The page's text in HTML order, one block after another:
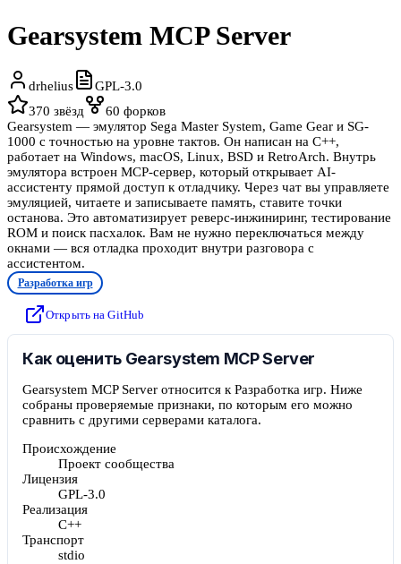
Gearsystem MCP Server
drhelius
GPL-3.0
370 звёзд 60 форков
Gearsystem — эмулятор Sega Master System, Game Gear и SG-
1000 с точностью на уровне тактов. Он написан на C++,
работает на Windows, macOS, Linux, BSD и RetroArch. Внутрь
эмулятора встроен MCP-сервер, который открывает AI-
ассистенту прямой доступ к отладчику. Через чат вы управляете
эмуляцией, читаете и записываете память, ставите точки
останова. Это автоматизирует реверс-инжиниринг, тестирование
ROM и поиск пасхалок. Вам не нужно переключаться между
окнами — вся отладка проходит внутри разговора с
ассистентом.
Разработка игр
Открыть на GitHub
Как оценить Gearsystem MCP Server
Gearsystem MCP Server относится к Разработка игр. Ниже
собраны проверяемые признаки, по которым его можно
сравнить с другими серверами каталога.
Происхождение
Проект сообщества
Лицензия
GPL-3.0
Реализация
C++
Транспорт
stdio